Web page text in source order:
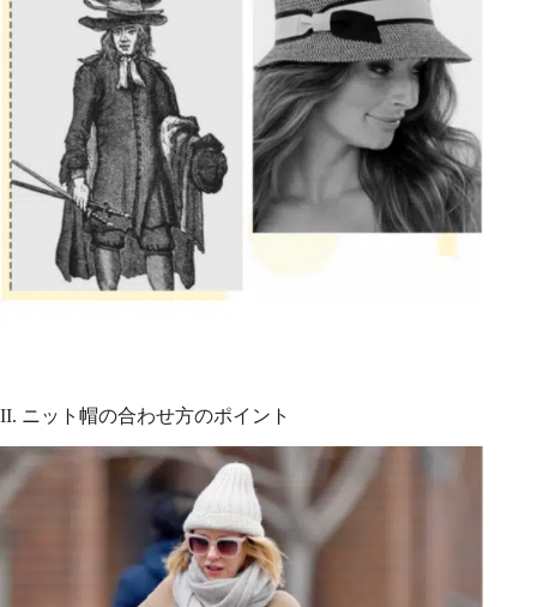
II. ニット帽の合わせ方のポイント